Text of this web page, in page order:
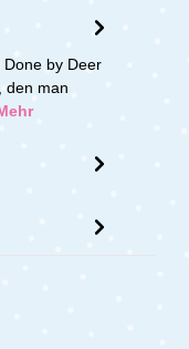
Done by Deer
den man